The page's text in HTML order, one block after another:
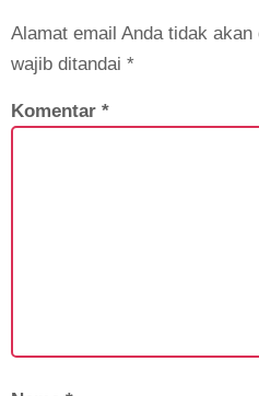
Alamat email Anda tidak
wajib ditandai *
Komentar *